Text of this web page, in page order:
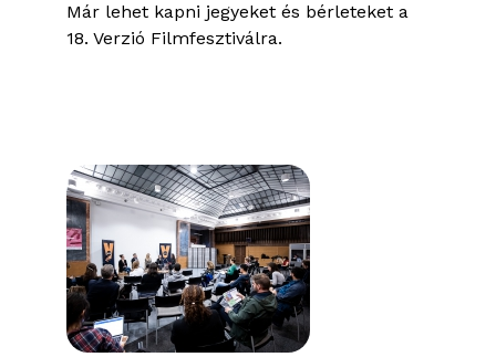
Már lehet kapni jegyeket és bérleteket a
18. Verzió Filmfesztiválra.